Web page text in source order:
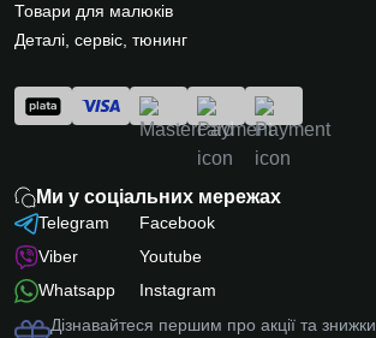
Товари для малюків
Деталі, сервіс, тюнинг
Ми у соціальних мережах
Telegram
Viber
Whatsapp
Facebook
Youtube
Instagram
Дізнавайтеся першим про акції та знижки